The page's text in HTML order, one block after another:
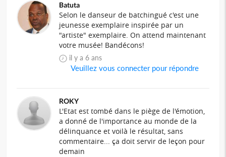
Batuta
Selon le danseur de batchingué c'est une
jeunesse exemplaire inspirée par un
"artiste" exemplaire. On attend maintenant
votre musée! Bandécons!
il y a 6 ans
Veuillez vous connecter pour répondre
ROKY
L'Etat est tombé dans le piège de l'émotion,
a donné de l'importance au monde de la
délinquance et voilà le résultat, sans
commentaire... ça doit servir de leçon pour
demain